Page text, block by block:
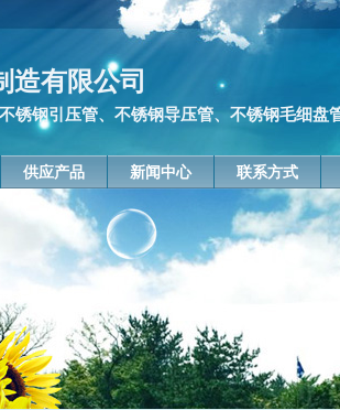
造有限公司
锈钢引压管、不锈钢导压管、不锈钢毛细盘
供应产品 新闻中心 联系方式